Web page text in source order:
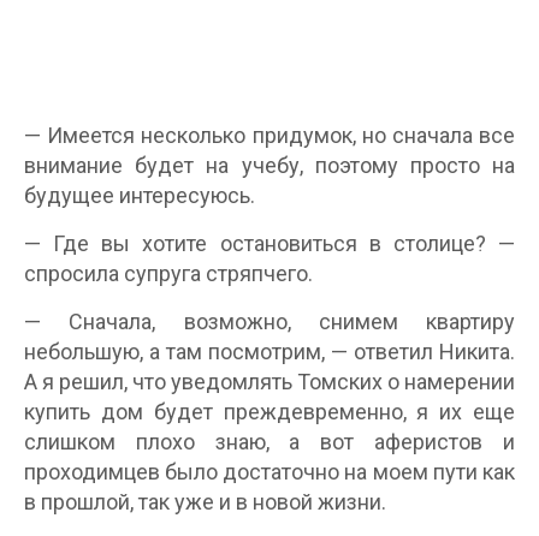
— Имеется несколько придумок, но сначала все
внимание будет на учебу, поэтому просто на
будущее интересуюсь.
— Где вы хотите остановиться в столице? —
спросила супруга стряпчего.
— Сначала, возможно, снимем квартиру
небольшую, а там посмотрим, — ответил Никита.
А я решил, что уведомлять Томских о намерении
купить дом будет преждевременно, я их еще
слишком плохо знаю, а вот аферистов и
проходимцев было достаточно на моем пути как
в прошлой, так уже и в новой жизни.